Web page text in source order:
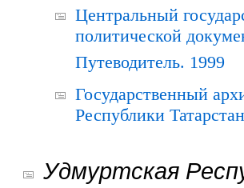
Центральный
политической
Путеводитель. 1999
Государственный
Республики
Удмуртская